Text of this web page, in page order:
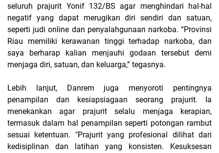
seluruh prajurit Yonif 132/BS agar menghindari hal-hal
negatif yang dapat merugikan diri sendiri dan satuan,
seperti judi online dan penyalahgunaan narkoba. “Provinsi
Riau memiliki kerawanan tinggi terhadap narkoba, dan
saya berharap kalian menjauhi godaan tersebut demi
menjaga diri, satuan, dan keluarga,” tegasnya.
Lebih lanjut, Danrem juga menyoroti pentingnya
penampilan dan kesiapsiagaan seorang prajurit. Ia
menekankan agar prajurit selalu menjaga kerapian,
termasuk dalam hal penampilan seperti potongan rambut
sesuai ketentuan. "Prajurit yang profesional dilihat dari
kedisiplinan dan latihan yang konsisten. Kesuksesan